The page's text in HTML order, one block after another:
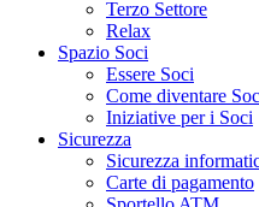
Terzo Settore
Relax
Spazio Soci
Essere Soci
Come diventare
Iniziative per i Soci
Sicurezza
Sicurezza
Carte di pagamento